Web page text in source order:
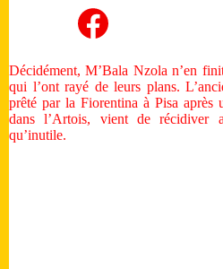
Décidément, M’Bala Nzola n’en
qui l’ont rayé de leurs plans.
prêté par la Fiorentina à Pisa après
dans l’Artois, vient de récidiver
qu’inutile.